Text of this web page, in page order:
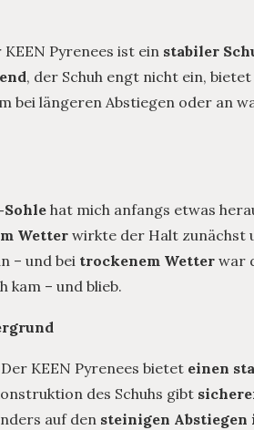
Pyrenees ist ein stabiler
, der Schuh engt nicht ein,
bei längeren Abstiegen oder an
hat mich anfangs etwas
Wetter wirkte der Halt zunächst
– und bei trockenem Wetter war
kam – und blieb.
KEEN Pyrenees bietet einen
des Schuhs gibt
auf den steinigen Abstiegen